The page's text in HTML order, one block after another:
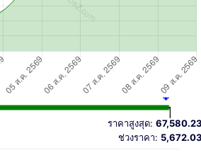
ราคาสูงสุด:
ช่วงราคา: